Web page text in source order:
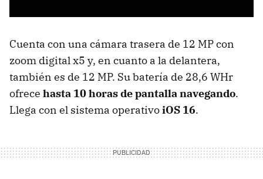
Cuenta con una cámara trasera de 12 MP con
zoom digital x5 y, en cuanto a la delantera,
también es de 12 MP. Su batería de 28,6 WHr
ofrece hasta 10 horas de pantalla navegando.
Llega con el sistema operativoiOS 16.